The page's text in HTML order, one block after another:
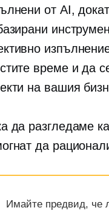
от AI,
време и да
на вашия
да разгледаме
да
Имайте предвид, че